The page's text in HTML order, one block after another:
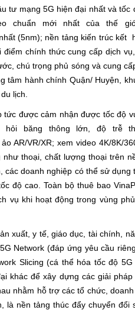
tư mạng 5G hiện đại nhất và tốc
chuẩn mới nhất của thế
(5nm); nền tảng kiến trúc kết
điểm chính thức cung cấp dịch
chú trọng phủ sóng và cung
tâm hành chính Quận/ Huyện,
lịch.
tức được cảm nhận được tốc độ
hỏi băng thông lớn, độ trễ
AR/VR/XR; xem video 4K/8K/
như thoại, chất lượng thoại trên
các doanh nghiệp có thể sử dụng
độ cao. Toàn bộ thuê bao
vụ khi hoạt động trong vùng
xuất, y tế, giáo dục, tài chính,
Network (đáp ứng yêu cầu
Slicing (cá thể hóa tốc độ 5G
khác để xây dựng các giải
nhằm hỗ trợ các tổ chức,
là nền tảng thúc đẩy chuyển đổi